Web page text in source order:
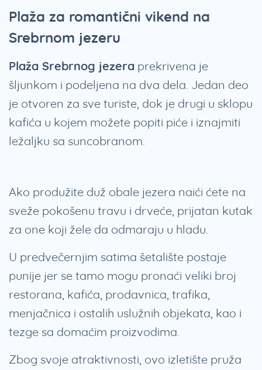
Plaža za romantični vikend na
Srebrnom jezeru
Plaža Srebrnog jezera prekrivena je
šljunkom i podeljena na dva dela. Jedan deo
je otvoren za sve turiste, dok je drugi u sklopu
kafića u kojem možete popiti piće i iznajmiti
ležaljku sa suncobranom.
Ako produžite duž obale jezera naići ćete na
sveže pokošenu travu i drveće, prijatan kutak
za one koji žele da odmaraju u hladu.
U predvečernjim satima šetalište postaje
punije jer se tamo mogu pronaći veliki broj
restorana, kafića, prodavnica, trafika,
menjačnica i ostalih uslužnih objekata, kao i
tezge sa domaćim proizvodima.
Zbog svoje atraktivnosti, ovo izletište pruža